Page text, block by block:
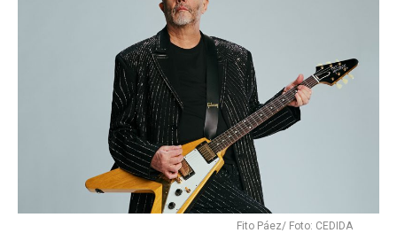
Fito Páez/ Foto: CEDIDA